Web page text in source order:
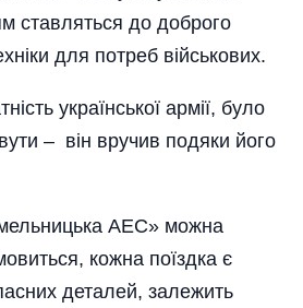
ставляться до доброго
для потреб військових.
української армії, було
– він вручив подяки його
АЕС» можна
кожна поїздка є
деталей, залежить